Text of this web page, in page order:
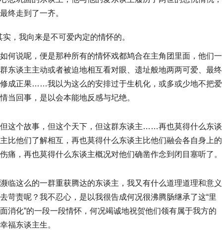
最终走到了一齐。
实，我向来是不可爱内定的情怀的。
如何说呢，便是那种所有的情怀戏都鸠合在主角团里面，他们一
群东谈主主动或者被迫地相互看对眼、遗址般地两两可爱、最终
修成正果……我以为这么的安排过于生机化，或多或少地不把爱
情当回事，是以会本能地反感与圮绝。
但这个故事，但这个天下，但这群东谈主……再也莫得什么东谈
主比他们了解相互，再也莫得什么东谈主比他们融会各自身上的
伤痛，再也莫得什么东谈主概况对他们确凿作念到闭目塞听了。
濒临这么的一群重获腾达的东谈主，我又有什么道理道理和意义
去苛责呢？我不忍心，是以我很告成何况很沸腾肠继承了这“里
面消化”的一段一段情怀，何况竭诚地祝贺他们领有属于我方的
幸福东谈主生。